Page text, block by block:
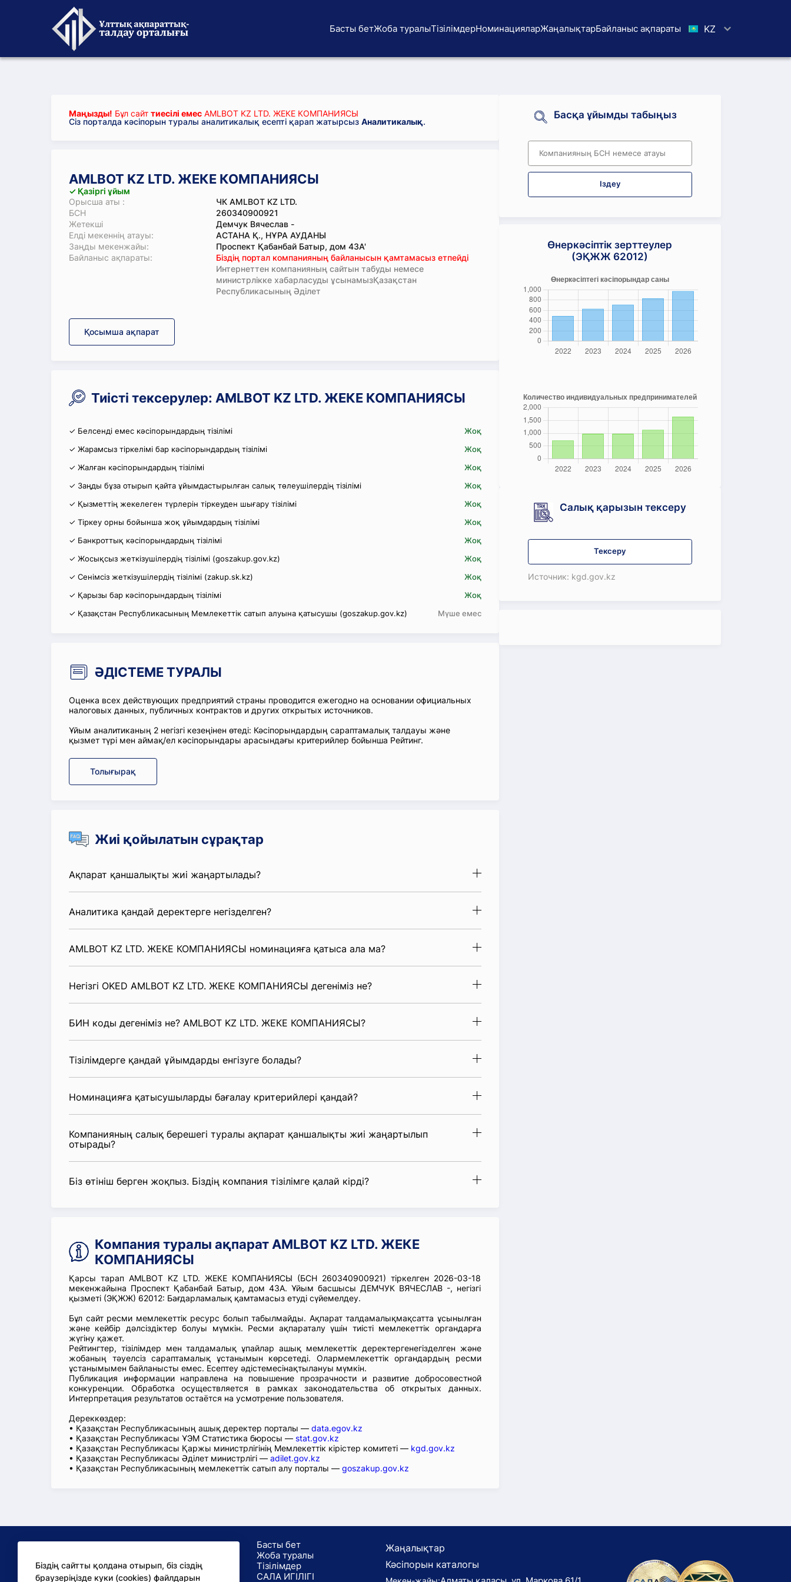
Басты бетЖоба туралыТізілімдерНоминацияларЖаңалықтарБайланыс ақпараты KZ
Маңызды! Бұл сайт тиесілі емес AMLBOT KZ LTD. ЖЕКЕ КОМПАНИЯСЫ
Сіз порталда кәсіпорын туралы аналитикалық есепті қарап жатырсыз Аналитикалық.
AMLBOT KZ LTD. ЖЕКЕ КОМПАНИЯСЫ
✓ Қазіргі ұйым
Орысша аты :
ЧК AMLBOT KZ LTD.
БСН
260340900921
Жетекші
Демчук Вячеслав -
Елді мекеннің атауы:
АСТАНА Қ., НҰРА АУДАНЫ
Заңды мекенжайы:
Проспект Қабанбай Батыр, дом 43А'
Байланыс ақпараты:
Біздің портал компанияның байланысын қамтамасыз етпейді
Интернеттен компанияның сайтын табуды немесе
министрлікке хабарласуды ұсынамызҚазақстан
Республикасының Әділет
Қосымша ақпарат
Тиісті тексерулер: AMLBOT KZ LTD. ЖЕКЕ КОМПАНИЯСЫ
✓ Белсенді емес кәсіпорындардың тізілімі
Жоқ
✓ Жарамсыз тіркелімі бар кәсіпорындардың тізілімі
Жоқ
✓ Жалған кәсіпорындардың тізілімі
Жоқ
✓ Заңды бұза отырып қайта ұйымдастырылған салық төлеушілердің тізілімі
Жоқ
✓ Қызметтің жекелеген түрлерін тіркеуден шығару тізілімі
Жоқ
✓ Тіркеу орны бойынша жоқ ұйымдардың тізілімі
Жоқ
✓ Банкроттық кәсіпорындардың тізілімі
Жоқ
✓ Жосықсыз жеткізушілердің тізілімі (goszakup.gov.kz)
Жоқ
✓ Сенімсіз жеткізушілердің тізілімі (zakup.sk.kz)
Жоқ
✓ Қарызы бар кәсіпорындардың тізілімі
Жоқ
✓ Қазақстан Республикасының Мемлекеттік сатып алуына қатысушы (goszakup.gov.kz)
Мүше емес
ӘДІСТЕМЕ ТУРАЛЫ
Оценка всех действующих предприятий страны проводится ежегодно на основании официальных
налоговых данных, публичных контрактов и других открытых источников.
Ұйым аналитиканың 2 негізгі кезеңінен өтеді: Кәсіпорындардың сараптамалық талдауы және
қызмет түрі мен аймақ/ел кәсіпорындары арасындағы критерийлер бойынша Рейтинг.
Толығырақ
Жиі қойылатын сұрақтар
Ақпарат қаншалықты жиі жаңартылады?
Аналитика қандай деректерге негізделген?
AMLBOT KZ LTD. ЖЕКЕ КОМПАНИЯСЫ номинацияға қатыса ала ма?
Негізгі OKED AMLBOT KZ LTD. ЖЕКЕ КОМПАНИЯСЫ дегеніміз не?
БИН коды дегеніміз не? AMLBOT KZ LTD. ЖЕКЕ КОМПАНИЯСЫ?
Тізілімдерге қандай ұйымдарды енгізуге болады?
Номинацияға қатысушыларды бағалау критерийлері қандай?
Компанияның салық берешегі туралы ақпарат қаншалықты жиі жаңартылып
отырады?
Біз өтініш берген жоқпыз. Біздің компания тізілімге қалай кірді?
Компания туралы ақпарат AMLBOT KZ LTD. ЖЕКЕ
КОМПАНИЯСЫ
Қарсы тарап AMLBOT KZ LTD. ЖЕКЕ КОМПАНИЯСЫ (БСН 260340900921) тіркелген 2026-03-18
мекенжайына Проспект Қабанбай Батыр, дом 43А. Ұйым басшысы ДЕМЧУК ВЯЧЕСЛАВ -, негізгі
қызметі (ЭҚЖЖ) 62012: Бағдарламалық қамтамасыз етуді сүйемелдеу.
Бұл сайт ресми мемлекеттік ресурс болып табылмайды. Ақпарат талдамалықмақсатта ұсынылған
және кейбір дәлсіздіктер болуы мүмкін. Ресми ақпараталу үшін тиісті мемлекеттік органдарға
жүгіну қажет.
Рейтингтер, тізілімдер мен талдамалық ұпайлар ашық мемлекеттік деректергенегізделген және
жобаның тәуелсіз сараптамалық ұстанымын көрсетеді. Олармемлекеттік органдардың ресми
ұстанымымен байланысты емес. Есептеу әдістемесінақтылануы мүмкін.
Публикация информации направлена на повышение прозрачности и развитие добросовестной
конкуренции. Обработка осуществляется в рамках законодательства об открытых данных.
Интерпретация результатов остаётся на усмотрение пользователя.
Дереккөздер:
• Қазақстан Республикасының ашық деректер порталы — data.egov.kz
• Қазақстан Республикасы ҰЭМ Статистика бюросы — stat.gov.kz
• Қазақстан Республикасы Қаржы министрлігінің Мемлекеттік кірістер комитеті — kgd.gov.kz
• Қазақстан Республикасы Әділет министрлігі — adilet.gov.kz
• Қазақстан Республикасының мемлекеттік сатып алу порталы — goszakup.gov.kz
Басқа ұйымды табыңыз
Іздеу
Өнеркәсіптік зерттеулер
(ЭҚЖЖ 62012)
Салық қарызын тексеру
Тексеру
Источник: kgd.gov.kz
Біздің сайтты қолдана отырып, біз сіздің
браузеріңізде куки (cookies) файлдарын
Басты бет
Жоба туралы
Тізілімдер
САЛА ИГІЛІГІ
Жаңалықтар
Кәсіпорын каталогы